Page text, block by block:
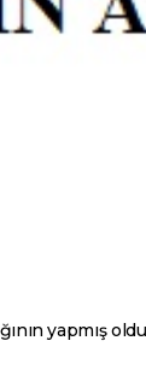
yapmış